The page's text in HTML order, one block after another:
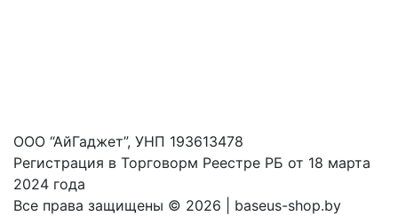
ООО “АйГаджет”, УНП 193613478
Регистрация в Торговорм Реестре РБ от 18 марта
2024 года
Все права защищены © 2026 | baseus-shop.by